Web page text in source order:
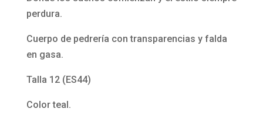
Demetrios
Evening
cantidad
perdura.
Cuerpo de pedrería con transparencias y falda
en gasa.
Talla 12 (ES44)
Color teal.